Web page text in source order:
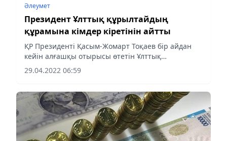
Әлеумет
Президент Ұлттық құрылтайдың
құрамына кімдер кіретінін айтты
ҚР Президенті Қасым-Жомарт Тоқаев бір айдан
кейін алғашқы отырысы өтетін Ұлттық
құрылтайдың құрамына кімдер кіретінін айтты,
деп хабарлайды Аlmaty-akshamy.kz ҚазАқпаратқа
29.04.2022 06:59